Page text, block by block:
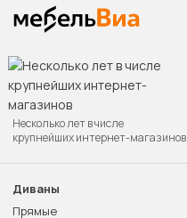
Несколько лет в числе
крупнейших интернет-магазинов
Диваны
Прямые